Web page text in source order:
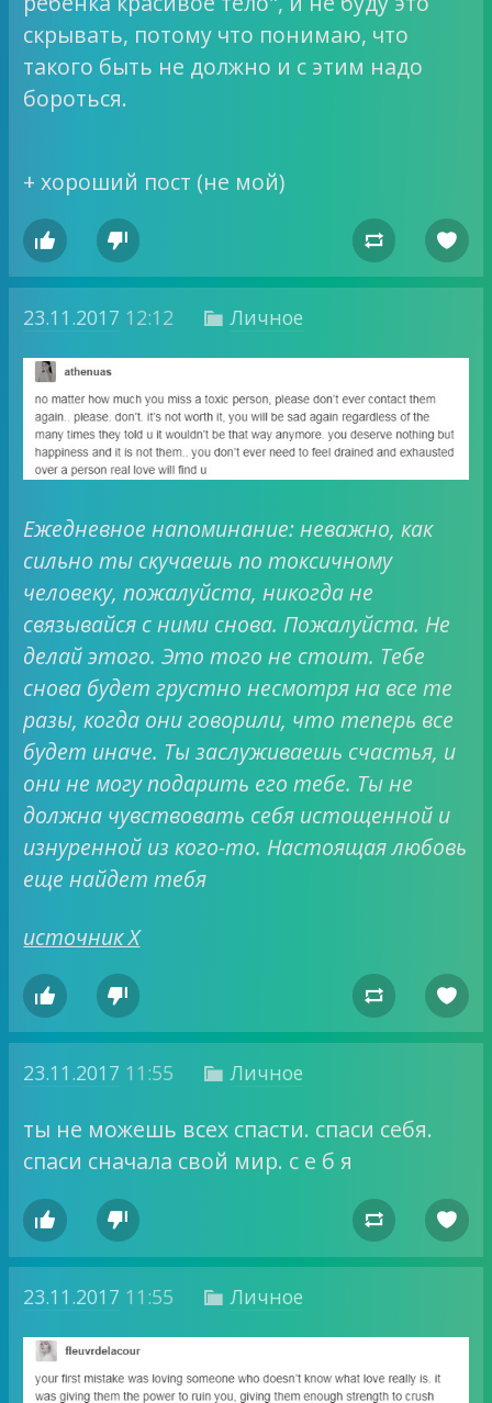
скрывать, потому что понимаю, что
такого быть не должно и с этим надо
бороться.
+ хороший пост (не мой)
   
23.11.2017 12:12  Личное
Ежедневное напоминание: неважно, как
сильно ты скучаешь по токсичному
человеку, пожалуйста, никогда не
связывайся с ними снова. Пожалуйста. Не
делай этого. Это того не стоит. Тебе
снова будет грустно несмотря на все те
разы, когда они говорили, что теперь все
будет иначе. Ты заслуживаешь счастья, и
они не могу подарить его тебе. Ты не
должна чувствовать себя истощенной и
изнуренной из кого-то. Настоящая любовь
еще найдет тебя
источник Х
   
23.11.2017 11:55  Личное
ты не можешь всех спасти. спаси себя.
спаси сначала свой мир. с е б я
   
23.11.2017 11:55  Личное